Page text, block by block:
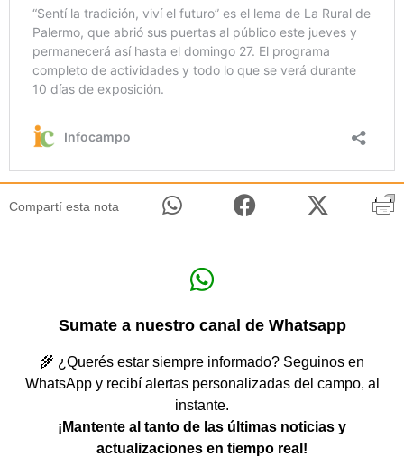
Compartí esta nota
Sumate a nuestro canal de Whatsapp
🌾 ¿Querés estar siempre informado? Seguinos en
WhatsApp y recibí alertas personalizadas del campo, al
instante.
¡Mantente al tanto de las últimas noticias y
actualizaciones en tiempo real!